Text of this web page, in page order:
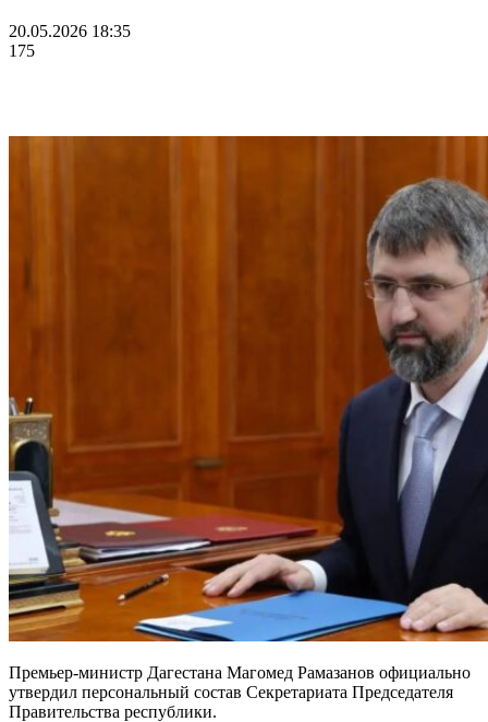
20.05.2026 18:35
175
Премьер-министр Дагестана Магомед Рамазанов официально
утвердил персональный состав Секретариата Председателя
Правительства республики.